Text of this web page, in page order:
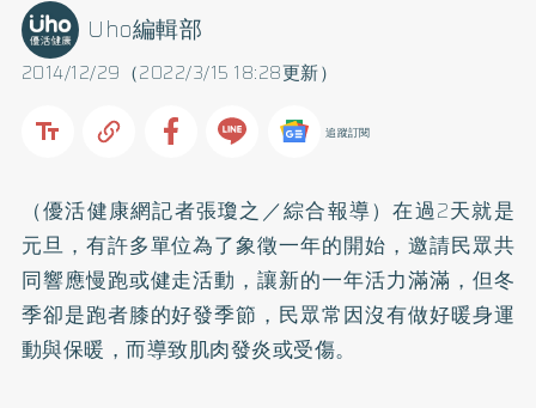
2014/12/29（2022/3/15 18:28更新）
Uho編輯部
追蹤訂閱
（優活健康網記者張瓊之／綜合報導）在過2天就是
元旦，有許多單位為了象徵一年的開始，邀請民眾共
同響應慢跑或健走活動，讓新的一年活力滿滿，但冬
季卻是跑者膝的好發季節，民眾常因沒有做好暖身運
動與保暖，而導致肌肉發炎或受傷。